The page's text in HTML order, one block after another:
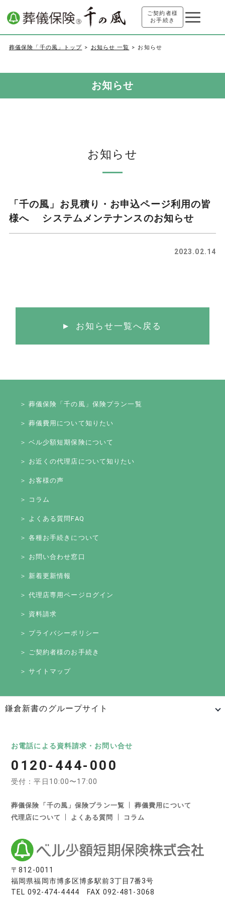
ご契約者様
お手続き
葬儀保険「千の風」トップ お知らせ 一覧 お知らせ
お知らせ
お知らせ
「千の風」お見積り・お申込ページ利用の皆
様へ システムメンテナンスのお知らせ
2023.02.14
お知らせ一覧へ戻る
＞ 葬儀保険「千の風」保険プラン一覧
＞ 葬儀費用について知りたい
＞ ベル少額短期保険について
＞ お近くの代理店について知りたい
＞ お客様の声
＞ コラム
＞ よくある質問FAQ
＞ 各種お手続きについて
＞ お問い合わせ窓口
＞ 新着更新情報
＞ 代理店専用ページログイン
＞ 資料請求
＞ プライバシーポリシー
＞ ご契約者様のお手続き
＞ サイトマップ
鎌倉新書のグループサイト
いいお墓 Life.（ライフドット） いいお墓-永代供養墓版
いいお墓-ペット霊園版 樹木葬なび
寺院墓地.com 優良墓石・石材店ガイド
お墓の引越し＆墓じまいくん
いい葬儀 いいお坊さん
日本最大級の仏壇仏具総合サイト「いい仏壇」
いい仏壇
お電話による資料請求・お問い合せ
0120-444-000
受付：平日10:00〜17:00
葬儀保険「千の風」保険プラン一覧
葬儀費用について
代理店について
よくある質問 コラム
〒812-0011
福岡県福岡市博多区博多駅前3丁目7番3号
TEL 092-474-4444 FAX 092-481-3068